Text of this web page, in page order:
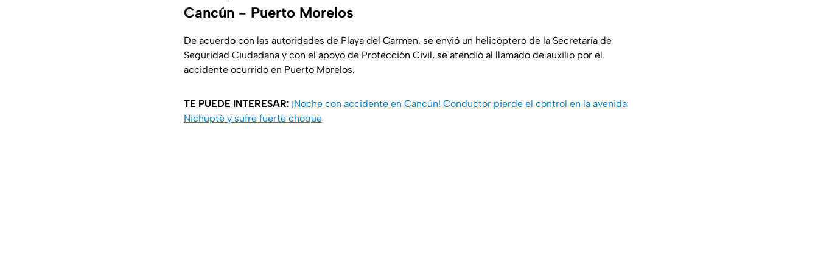
Cancún - Puerto Morelos
De acuerdo con las autoridades de Playa del Carmen, se envió un helicóptero de la Secretaría de
Seguridad Ciudadana y con el apoyo de Protección Civil, se atendió al llamado de auxilio por el
accidente ocurrido en Puerto Morelos.
TE PUEDE INTERESAR: ¡Noche con accidente en Cancún! Conductor pierde el control en la avenida
Nichupté y sufre fuerte choque